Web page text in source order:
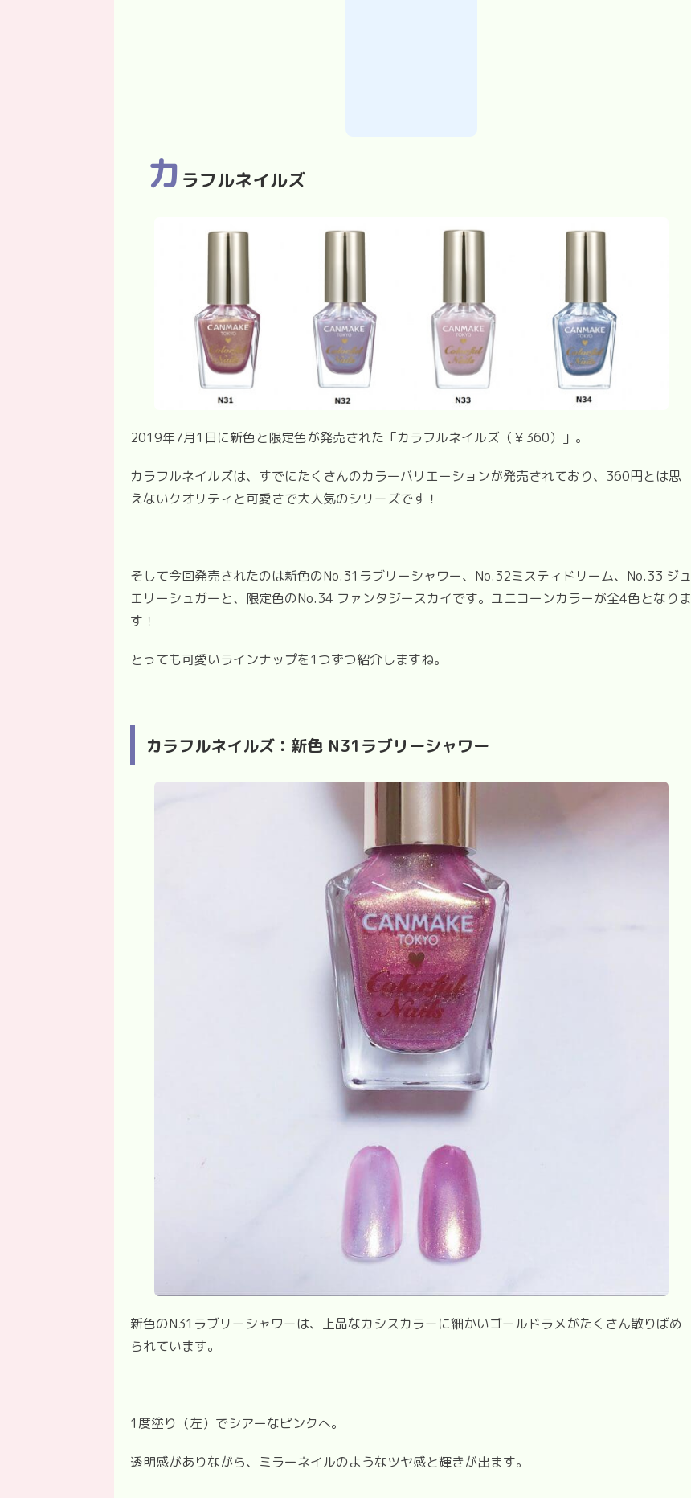
カ ラフルネイルズ
2019年7月1 日に新色と限定色が発売された「カラフルネイルズ（￥ 360）」。
カラフルネイルズは、すでにたくさんのカラーバリエーションが発売されており、 360円とは思
えないクオリティと可愛さで大人気のシリーズです！
そして今回発売されたのは新色のNo.31 ラブリーシャワー、 No.32ミスティドリーム、 No.33 ジュ
エリーシュガーと、限定色のNo.34 ファンタジースカイです。ユニコーンカラーが全4色となりま
す！
とっても可愛いラインナップを1 つずつ紹介しますね。
カラフルネイルズ：新色 N31 ラブリーシャワー
新色のN31 ラブリーシャワーは、上品なカシスカラーに細かいゴールドラメがたくさん散りばめ
られています。
1度塗り（左）でシアーなピンクへ。
透明感がありながら、ミラーネイルのようなツヤ感と輝きが出ます。